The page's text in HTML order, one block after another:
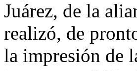
Juárez, de la
realizó, de
la impresión de